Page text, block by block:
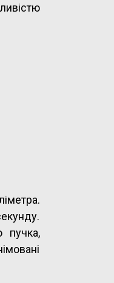
пучка,